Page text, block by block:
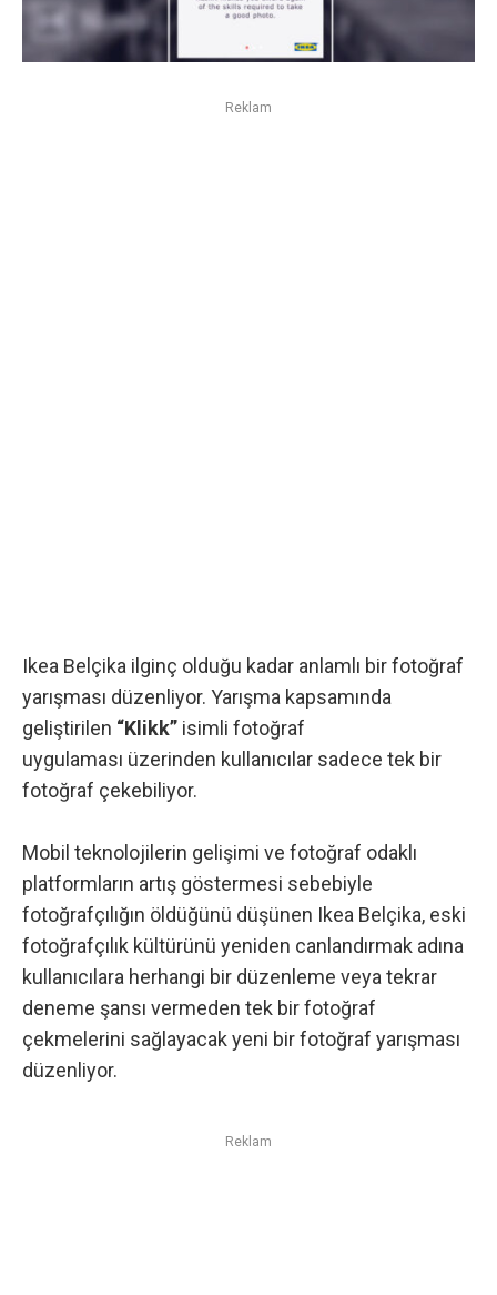
Reklam
Ikea Belçika ilginç olduğu kadar anlamlı birfotoğraf
yarışması düzenliyor. Yarışma kapsamında
geliştirilen “Klikk” isimli fotoğraf
uygulaması üzerinden kullanıcılar sadece tek bir
fotoğraf çekebiliyor.
Mobil teknolojilerin gelişimi ve fotoğraf odaklı
platformların artış göstermesi sebebiyle
fotoğrafçılığın öldüğünü düşünen Ikea Belçika, eski
fotoğrafçılık kültürünü yeniden canlandırmak adına
kullanıcılara herhangi bir düzenleme veya tekrar
deneme şansı vermeden tek bir fotoğraf
çekmelerini sağlayacak yeni bir fotoğraf yarışması
düzenliyor.
Reklam